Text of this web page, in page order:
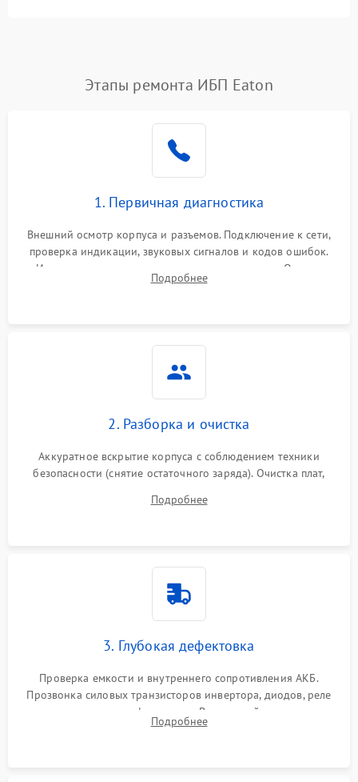
Этапы ремонта ИБП Eaton
1. Первичная диагностика
Внешний осмотр корпуса и разъемов. Подключение к сети,
проверка индикации, звуковых сигналов и кодов ошибок.
Измерение входного и выходного напряжения. Оценка
реакции ИБП на отключение основного питания без
Подробнее
2. Разборка и очистка
Аккуратное вскрытие корпуса с соблюдением техники
безопасности (снятие остаточного заряда). Очистка плат,
и кистей для предотвращения перегрева и замыканий.
Подробнее
3. Глубокая дефектовка
Проверка емкости и внутреннего сопротивления АКБ.
Прозвонка силовых транзисторов инвертора, диодов, реле
переключения и трансформатора. Визуальный поиск вздутых
конденсаторов и прогаров на печатной плате.
Подробнее